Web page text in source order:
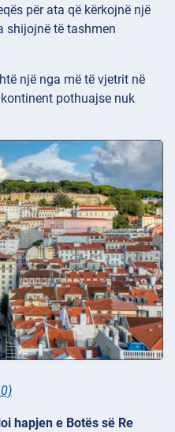
për ata që kërkojnë një
shijojnë të tashmen
një nga më të vjetrit në
pothuajse nuk
hapjen e Botës së Re